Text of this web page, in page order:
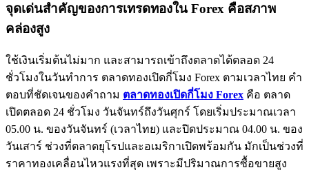
จุดเด่นสำคัญของการเทรดทองใน Forex คือสภาพ
คล่องสูง
ใช้เงินเริ่มต้นไม่มาก และสามารถเข้าถึงตลาดได้ตลอด 24
ชั่วโมงในวันทำการ ตลาดทองเปิดกี่โมง Forex ตามเวลาไทย คำ
ตอบที่ชัดเจนของคำถาม ตลาดทองเปิดกี่โมง Forex คือ ตลาด
เปิดตลอด 24 ชั่วโมง วันจันทร์ถึงวันศุกร์ โดยเริ่มประมาณเวลา
05.00 น. ของวันจันทร์ (เวลาไทย) และปิดประมาณ 04.00 น. ของ
วันเสาร์ ช่วงที่ตลาดยุโรปและอเมริกาเปิดพร้อมกัน มักเป็นช่วงที่
ราคาทองเคลื่อนไหวแรงที่สุด เพราะมีปริมาณการซื้อขายสูง